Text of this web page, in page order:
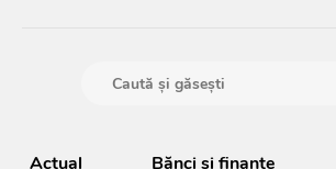
Actual Bănci şi finanţe